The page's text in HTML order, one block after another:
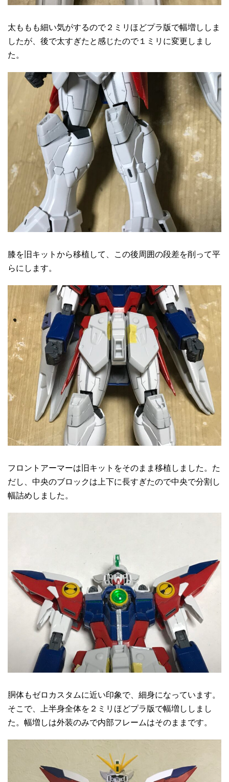
太ももも細い気がするので２ミリほどプラ版で幅増ししま
したが、後で太すぎたと感じたので１ミリに変更しまし
た。
膝を旧キットから移植して、この後周囲の段差を削って平
らにします。
フロントアーマーは旧キットをそのまま移植しました。た
だし、中央のブロックは上下に長すぎたので中央で分割し
幅詰めしました。
胴体もゼロカスタムに近い印象で、細身になっています。
そこで、上半身全体を２ミリほどプラ版で幅増ししまし
た。幅増しは外装のみで内部フレームはそのままです。